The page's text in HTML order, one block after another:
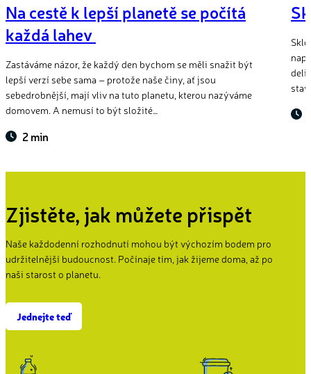
Na cestě k lepší planetě se počítá
každá lahev
Zastáváme názor, že každý den bychom se měli snažit být
lepší verzí sebe sama – protože naše činy, ať jsou
sebedrobnější, mají vliv na tuto planetu, kterou nazýváme
domovem. A nemusí to být složité…
2 min
Zjistěte, jak můžete přispět
Naše každodenní rozhodnutí mohou být výchozím bodem pro
udržitelnější budoucnost. Počínaje tím, jak žijeme doma, až po
naši starost o planetu.
Jednejte teď